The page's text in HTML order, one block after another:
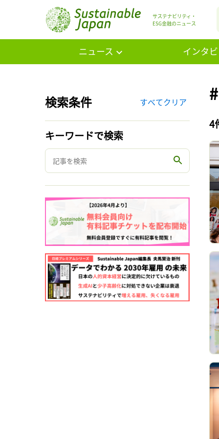
サステナビリティ・
ESG金融のニュース
ニュース インタ
検索条件 すべてクリア
キーワードで検索
4